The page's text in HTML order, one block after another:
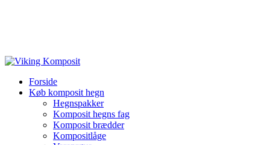
Forside
Køb komposit hegn
Hegnspakker
Komposit hegns fag
Komposit brædder
Kompositlåge